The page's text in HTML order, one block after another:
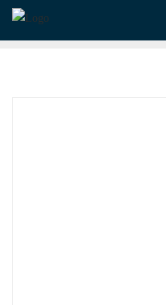
Skip